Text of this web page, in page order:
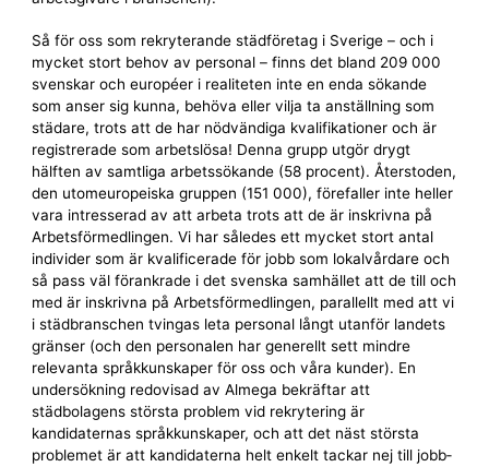
Så för oss som rekryterande städföretag i Sverige – och i
mycket stort behov av personal – finns det bland 209 000
svenskar och européer i realiteten inte en enda sökande
som anser sig kunna, behöva eller vilja ta anställning som
städare, trots att de har nödvändiga kvalifikationer och är
registrerade som arbetslösa! Denna grupp utgör drygt
hälften av samtliga arbets­sökande (58 procent). Återstoden,
den utomeuropeiska gruppen (151 000), förefaller inte heller
vara intresserad av att arbeta trots att de är inskrivna på
Arbets­förmedlingen. Vi har således ett mycket stort antal
individer som är kvalificerade för jobb som lokal­vårdare och
så pass väl förankrade i det svenska samhället att de till och
med är inskrivna på Arbets­förmedlingen, parallellt med att vi
i städbranschen tvingas leta personal långt utanför landets
gränser (och den personalen har generellt sett mindre
relevanta språkkunskaper för oss och våra kunder). En
undersökning redovisad av Almega bekräftar att
städbolagens största problem vid rekrytering är
kandidaternas språk­kunskaper, och att det näst största
problemet är att kandidaterna helt enkelt tackar nej till jobb­